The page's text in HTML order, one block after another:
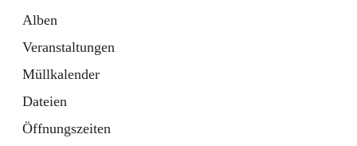
Alben
Veranstaltungen
Müllkalender
Dateien
Öffnungszeiten